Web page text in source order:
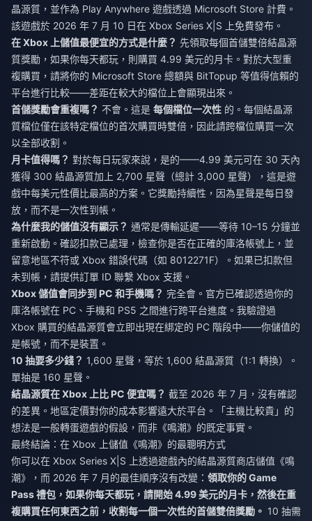
晶源質，並作為 Play Anywhere 遊戲透過 Microsoft Store 計費。
該遊戲於 2026 年 7 月 10 日在 Xbox Series X|S 上免費發布。
在 Xbox 上儲值最便宜的方式是什麼？ 先領取每個首儲雙倍結晶源
質獎勵，如果你每天都玩，則購買 4.99 美元的月卡。對於大型重
複購買，請將你的 Microsoft Store 總額與 BitTopup 等值得信賴的
平台進行比較——差距在較大的檔位上會顯現出來。
首儲獎勵會重複嗎？ 不會。這是 每個檔位一次性 的。每個結晶源
質檔位僅在該特定檔位的首次購買時雙倍，因此請跨檔位購買一次
以全部收割。
月卡值得嗎？ 對於每日玩家來說，是的——4.99 美元可在 30 天內
獲得 300 結晶源質加上 2,700 星聲（總計 3,000 星聲），這是遊
戲中每美元性價比最高的方案。它獎勵持續性，因為星聲是每日發
放，而不是一次性到帳。
為什麼我的儲值沒有顯示？ 通常是傳輸延遲——等待 10–15 分鐘並
重新啟動。確認扣款已處理，檢查你是否在正確的庫洛帳號上，並
留意地區不符或 Xbox 錯誤代碼（如 8012271F）。如果已扣款但
未到帳，請提供訂單 ID 聯繫 Xbox 支援。
Xbox 儲值會同步到 PC 和手機嗎？ 完全會。官方已確認透過你的
庫洛帳號在 PC、手機和 PS5 之間進行跨平台進度。我驗證過
Xbox 購買的結晶源質會立即出現在綁定的 PC 階段中——你儲值的
是帳號，而不是裝置。
10 抽要多少錢？ 1,600 星聲，等於 1,600 結晶源質（1:1 轉換）。
單抽是 160 星聲。
結晶源質在 Xbox 上比 PC 便宜嗎？ 截至 2026 年 7 月，沒有確認
的差異。地區定價對你的成本影響遠大於平台。「主機比較貴」的
想法是一般轉蛋遊戲的假設，而非《鳴潮》的既定事實。
最終結論：在 Xbox 上儲值《鳴潮》的最聰明方式
你可以在 Xbox Series X|S 上透過遊戲內的結晶源質商店儲值《鳴
潮》，而 2026 年 7 月的最佳順序沒有改變： 領取你的 Game
Pass 禮包，如果你每天都玩，請開始 4.99 美元的月卡，然後在重
複購買任何東西之前，收割每一個一次性的首儲雙倍獎勵。 10 抽需